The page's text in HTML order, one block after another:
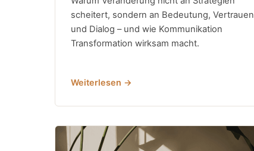
scheitert, sondern an Bedeutung, Vertrauen
und Dialog – und wie Kommunikation
Transformation wirksam macht.
Weiterlesen →